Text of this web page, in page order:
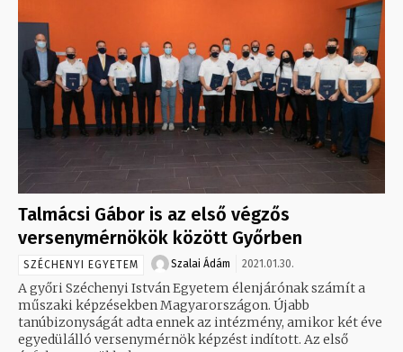
Talmácsi Gábor is az első végzős
versenymérnökök között Győrben
SZÉCHENYI EGYETEM Szalai Ádám 2021.01.30.
A győri Széchenyi István Egyetem élenjárónak számít a
műszaki képzésekben Magyarországon. Újabb
tanúbizonyságát adta ennek az intézmény, amikor két éve
egyedülálló versenymérnök képzést indított. Az első